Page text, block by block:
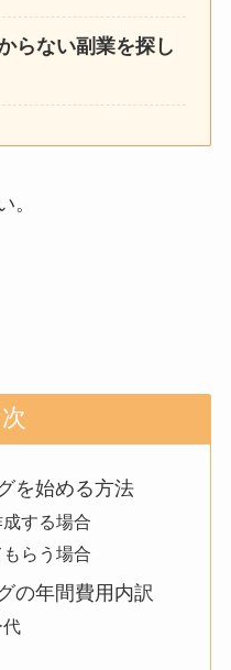
らない副業を探し
。
を始める方法
する場合
らう場合
の年間費用内訳
代